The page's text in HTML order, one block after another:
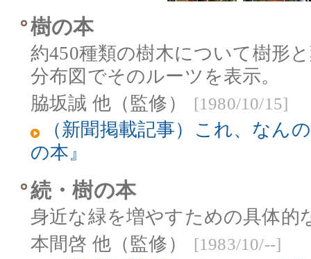
樹の本
約450種類の樹木について樹形
分布図でそのルーツを表示。
脇坂誠 他（監修）
[1980/10/15]
（新聞掲載記事）これ、な
の本』
続・樹の本
身近な緑を増やすための具体的
本間啓 他（監修）
[1983/10/--]